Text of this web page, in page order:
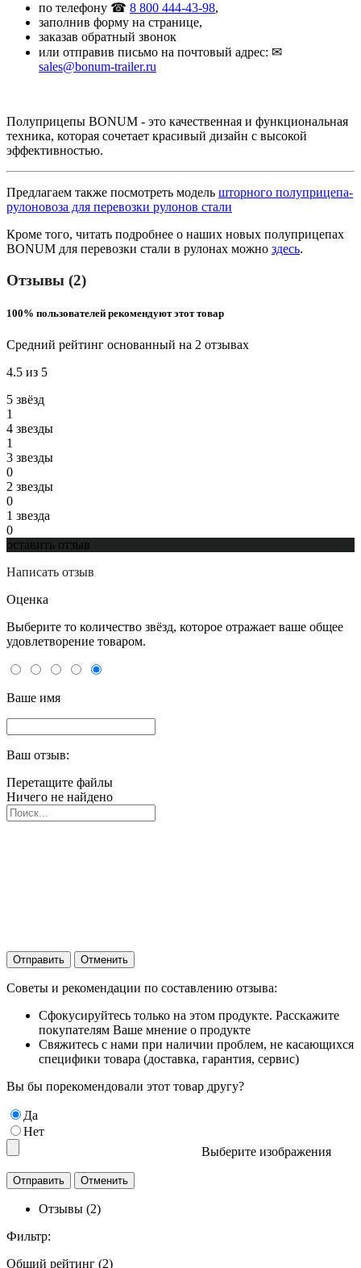
по телефону ☎ 8 800 444-43-98,
заполнив форму на странице,
заказав обратный звонок
или отправив письмо на почтовый адрес: ✉
sales@bonum-trailer.ru
Полуприцепы BONUM - это качественная и функциональная
техника, которая сочетает красивый дизайн с высокой
эффективностью.
Предлагаем также посмотрeть модель шторного полуприцепа-
рулоновоза для перевозки рулонов стали
Кроме того, читать подробнее о наших новых полуприцепах
BONUM для перевозки стали в рулонах можно здесь.
Отзывы (2)
100% пользователей рекомендуют этот товар
Средний рейтинг основанный на 2 отзывах
4.5 из 5
5 звёзд
1
4 звeзды
1
3 звeзды
0
2 звeзды
0
1 звeзда
0
оставить отзыв
Написать отзыв
Оценка
Выберите то количество звёзд, которое отражает ваше общее
удовлетворение товаром.
Ваше имя
Ваш отзыв:
Перетащите файлы
Ничего не найдено
Отправить Отменить
Советы и рекомендации по составлению отзыва:
Сфокусируйтесь только на этом продукте. Расскажите
покупателям Ваше мнение о продукте
Свяжитесь с нами при наличии проблем, не касающихся
специфики товара (доставка, гарантия, сервис)
Вы бы порекомендовали этот товар другу?
Да
Нет
Выберите изображения
Отзывы (2)
Фильтр:
Общий рейтинг (2)